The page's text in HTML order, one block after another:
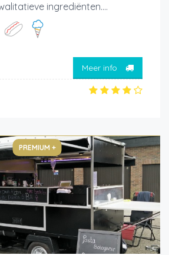
ingrediënten....
Meer info
PREMIUM +